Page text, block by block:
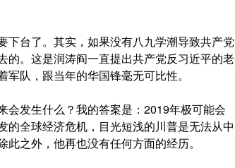
台了。其实，如果没有八九学潮导致共产党
的。这是润涛阎一直提出共产党反习近平的老
队，跟当年的华国锋毫无可比性。
会发生什么？我的答案是：2019年极可能会
全球经济危机，目光短浅的川普是无法从中
之外，他再也没有任何方面的经历。